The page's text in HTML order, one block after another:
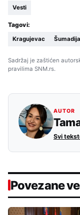
Vesti
Tagovi:
Kragujevac Šumadija
Sadržaj je zaštićen
pravilima SNM.rs.
AUTOR
Svi
Povezane